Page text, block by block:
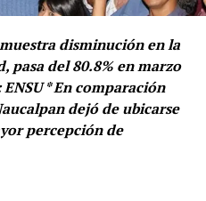
CRUZ
TEOTIHUACÁN
en todas las escuelas de
social en Nuevo
disminución en la
pasa del 80.8% en marzo
* En comparación
dejó de ubicarse
percepción de